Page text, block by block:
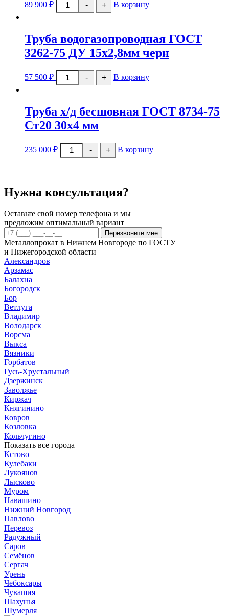
оцинк
89 900 ₽ -
товара
3262-
75
ДУ
оцинк
+ В корзину
Труба водогазопроводная ГОСТ
3262-75 ДУ 15х2,8мм черн
57 500 ₽ -
Количество
товара
ГОСТ
3262-
75
ДУ
черн
+ В корзину
Труба х/д бесшовная ГОСТ 8734-75
Ст20 30х4 мм
235 000 ₽ -
Количество
товара
ГОСТ
75
Ст20
30х4
мм
+ В корзину
Нужна консультация?
Оставьте свой номер телефона и мы
предложим оптимальный вариант
Перезвоните мне
Металлопрокат в Нижнем Новгороде по ГОСТУ
и Нижегородской области
Александров
Арзамас
Балахна
Богородск
Бор
Ветлуга
Владимир
Володарск
Ворсма
Выкса
Вязники
Горбатов
Гусь-Хрустальный
Дзержинск
Заволжье
Киржач
Княгинино
Ковров
Козловка
Кольчугино
Показать все города
Кстово
Кулебаки
Лукоянов
Лысково
Муром
Навашино
Нижний Новгород
Павлово
Перевоз
Радужный
Саров
Семёнов
Сергач
Урень
Чебоксары
Чувашия
Шахунья
Шумерля